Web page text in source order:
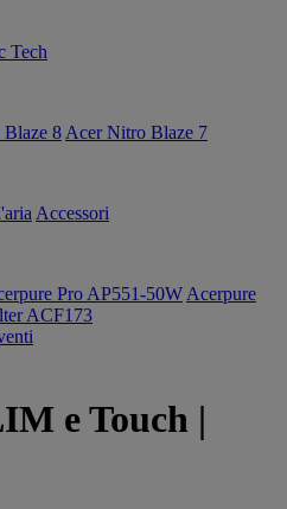
Tech
8 Acer Nitro Blaze 7
Accessori
Pro AP551-50W Acerpure
ACF173
e Touch |